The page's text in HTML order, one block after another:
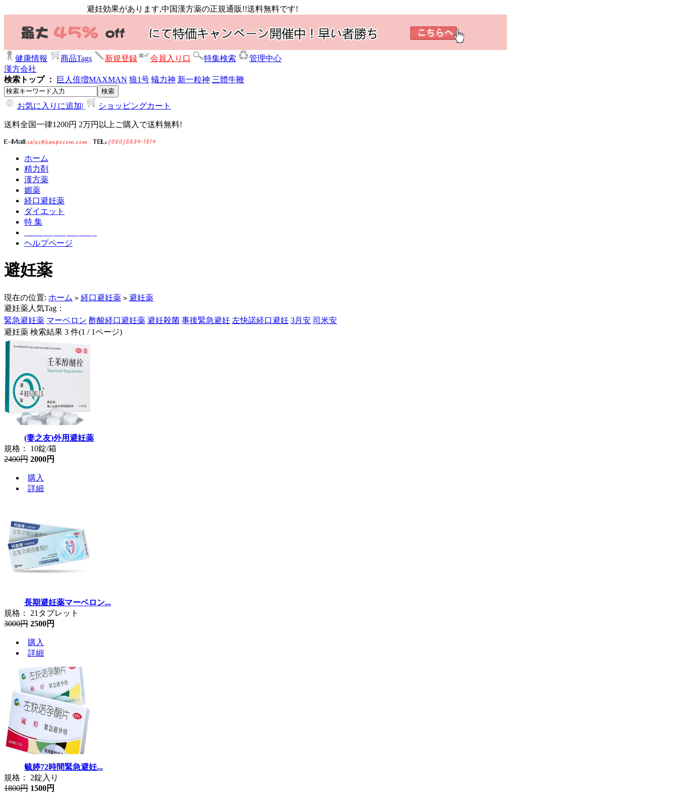
避妊効果があります,中国漢方薬の正規通販!!送料無料です!
健康情報 商品Tags 新規登録 会員入り口 特集検索
管理中心
漢方会社
検索トップ ：
巨人倍増MAXMAN 狼1号 蟻力神 新一粒神 三體牛鞭
お気に入りに追加| ショッピングカート
送料全国一律1200円 2万円以上ご購入で送料無料!
ホーム
精力剤
漢方薬
媚薬
経口避妊薬
ダイエット
特 集
ヘルプページ
避妊薬
現在の位置: ホーム > 経口避妊薬 > 避妊薬
避妊薬人気Tag：
緊急避妊薬 マーベロン 酢酸経口避妊薬 避妊殺菌 事後緊急避妊 左快諾経口避妊 3月安 司米安
避妊薬 検索結果 3 件(1 / 1ページ)
(妻之友)外用避妊薬
規格： 10錠/箱
2400円 2000円
購入
詳細
長期避妊薬マーベロン...
規格： 21タブレット
3000円 2500円
購入
詳細
毓婷72時間緊急避妊...
規格： 2錠入り
1800円 1500円